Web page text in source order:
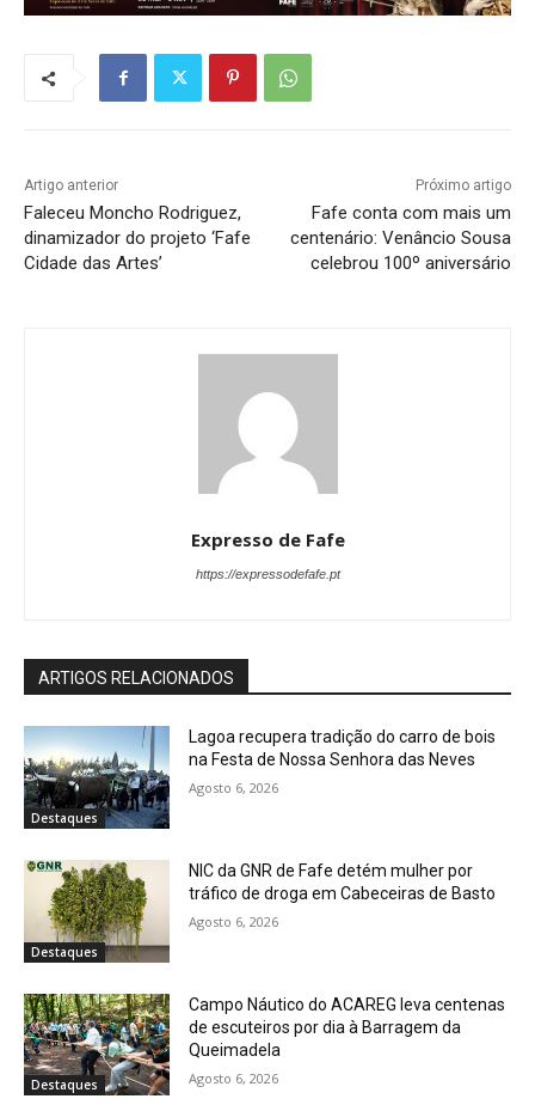
Artigo anterior
Faleceu Moncho Rodriguez,
dinamizador do projeto ‘Fafe
Cidade das Artes’
Próximo artigo
Fafe conta com mais um
centenário: Venâncio Sousa
celebrou 100º aniversário
Expresso de Fafe
https://expressodefafe.pt
ARTIGOS RELACIONADOS
Destaques
Lagoa recupera tradição do carro de bois
na Festa de Nossa Senhora das Neves
Agosto 6, 2026
Destaques
NIC da GNR de Fafe detém mulher por
tráfico de droga em Cabeceiras de Basto
Agosto 6, 2026
Destaques
Campo Náutico do ACAREG leva centenas
de escuteiros por dia à Barragem da
Queimadela
Agosto 6, 2026